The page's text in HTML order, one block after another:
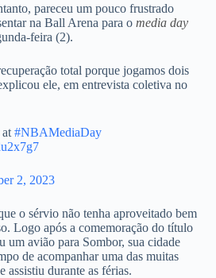
pareceu um pouco frustrado
na Ball Arena para o media day
feira (2).
total porque jogamos dois
ele, em entrevista coletiva no
#NBAMediaDay
2, 2023
o sérvio não tenha aproveitado bem
Logo após a comemoração do título
um avião para Sombor, sua cidade
de acompanhar uma das muitas
assistiu durante as férias.